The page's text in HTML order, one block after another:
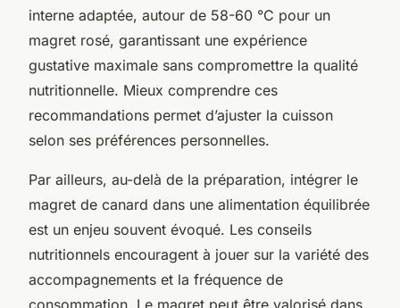
interne adaptée, autour de 58-60 °C pour un
magret rosé, garantissant une expérience
gustative maximale sans compromettre la qualité
nutritionnelle. Mieux comprendre ces
recommandations permet d’ajuster la cuisson
selon ses préférences personnelles.
Par ailleurs, au-delà de la préparation, intégrer le
magret de canard dans une alimentation équilibrée
est un enjeu souvent évoqué. Les conseils
nutritionnels encouragent à jouer sur la variété des
accompagnements et la fréquence de
consommation. Le magret peut être valorisé dans